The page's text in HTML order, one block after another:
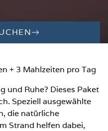
+ 3 Mahlzeiten pro Tag
und Ruhe? Dieses Paket
Speziell ausgewählte
die natürliche
Strand helfen dabei,